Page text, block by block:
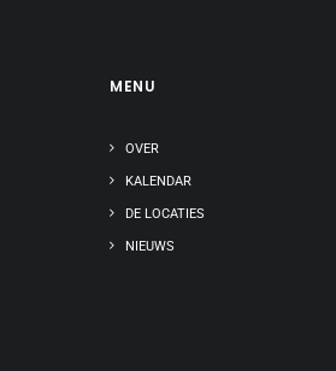
MENU
OVER
KALENDAR
DE LOCATIES
NIEUWS